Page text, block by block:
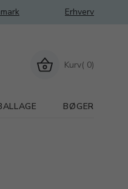
Erhverv
Kurv( 0)
BØGER